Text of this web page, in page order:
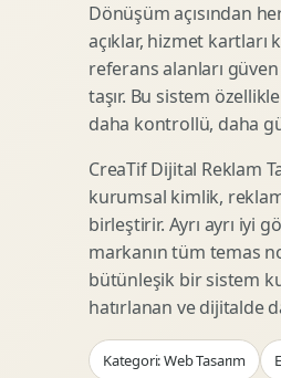
Woocommerce Tasarim
Eticaret UX Optimizasyonu
Kategori Sayfasi Tasarimi
Pazaryeri Marka Magazasi
Eticaret SEO Altyapisi
Logo Animasyonu
Mikro Animasyon Tasarimi
Reklam Motion Video
Dönüşüm açısından
açıklar, hizmet kartları
referans alanları
taşır. Bu sistem
daha kontrollü, daha
CreaTif Dijital Reklam
kurumsal kimlik,
birleştirir. Ayrı ayrı iyi
markanın tüm temas
bütünleşik bir sistem
hatırlanan ve dijitalde
Kategori: Web Tasarım